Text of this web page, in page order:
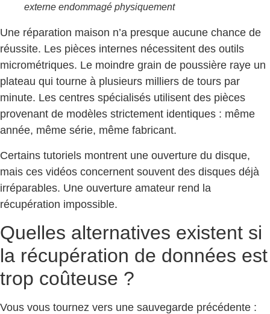
externe endommagé physiquement
Une réparation maison n’a presque aucune chance de
réussite. Les pièces internes nécessitent des outils
micrométriques. Le moindre grain de poussière raye un
plateau qui tourne à plusieurs milliers de tours par
minute. Les centres spécialisés utilisent des pièces
provenant de modèles strictement identiques : même
année, même série, même fabricant.
Certains tutoriels montrent une ouverture du disque,
mais ces vidéos concernent souvent des disques déjà
irréparables. Une ouverture amateur rend la
récupération impossible.
Quelles alternatives existent si
la récupération de données est
trop coûteuse ?
Vous vous tournez vers une sauvegarde précédente :